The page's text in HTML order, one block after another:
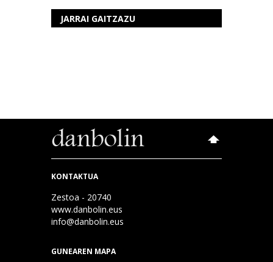
JARRAI GAITZAZU
KONTAKTUA
Zestoa - 20740
www.danbolin.eus
info@danbolin.eus
GUNEAREN MAPA